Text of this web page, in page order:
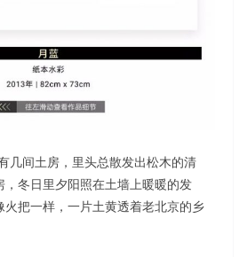
几间土房，里头总散发出松木的清
冬日里夕阳照在土墙上暖暖的发
把一样，一片土黄透着老北京的乡